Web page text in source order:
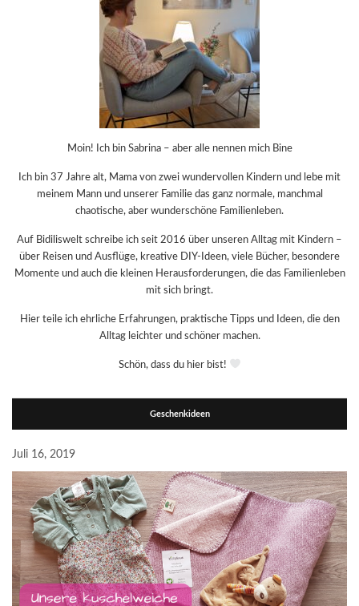
Moin! Ich bin Sabrina – aber alle nennen mich Bine
Ich bin 37 Jahre alt, Mama von zwei wundervollen Kindern und lebe mit
meinem Mann und unserer Familie das ganz normale, manchmal
chaotische, aber wunderschöne Familienleben.
Auf Bidiliswelt schreibe ich seit 2016 über unseren Alltag mit Kindern –
über Reisen und Ausflüge, kreative DIY-Ideen, viele Bücher, besondere
Momente und auch die kleinen Herausforderungen, die das Familienleben
mit sich bringt.
Hier teile ich ehrliche Erfahrungen, praktische Tipps und Ideen, die den
Alltag leichter und schöner machen.
Schön, dass du hier bist!
Geschenkideen
Juli 16, 2019